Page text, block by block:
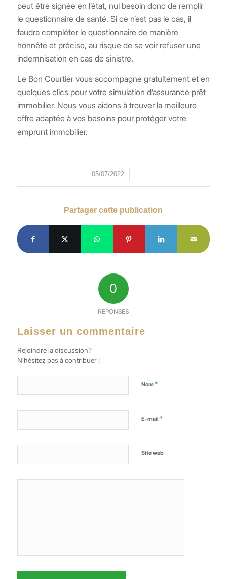
peut être signée en l’état, nul besoin donc de remplir
le questionnaire de santé. Si ce n’est pas le cas, il
faudra compléter le questionnaire de manière
honnête et précise, au risque de se voir refuser une
indemnisation en cas de sinistre.
Le Bon Courtier vous accompagne gratuitement et en
quelques clics pour votre simulation d’assurance prêt
immobilier. Nous vous aidons à trouver la meilleure
offre adaptée à vos besoins pour protéger votre
emprunt immobilier.
05/07/2022
/
Partager cette publication
0
RÉPONSES
Laisser un commentaire
Rejoindre la discussion?
N’hésitez pas à contribuer !
Nom*
E-mail*
Site web